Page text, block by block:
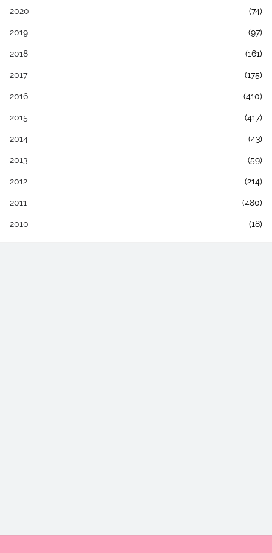
2020 (74)
2019 (97)
2018 (161)
2017 (175)
2016 (410)
2015 (417)
2014 (43)
2013 (59)
2012 (214)
2011 (480)
2010 (18)